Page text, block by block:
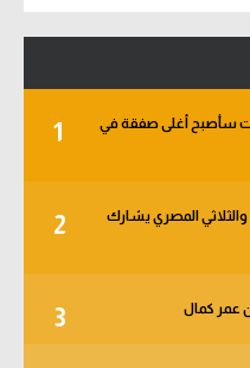
1
سأصبح أغلى صفقة في
2
الجول - الأهلي يبدأ من دور الـ 32.. والثلاثي المصري يشارك
3 عمر كمال